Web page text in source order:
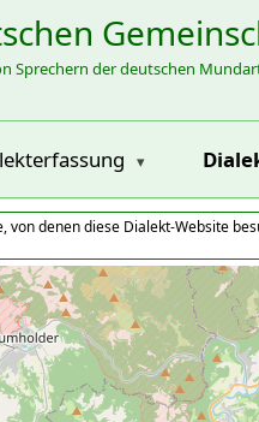
Sprechern der deutschen
von denen diese Dialekt-Website